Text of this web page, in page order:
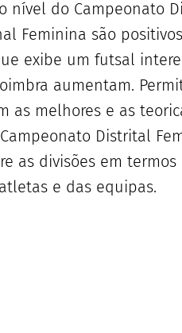
nível do Campeonato
Feminina são
exibe um futsal
aumentam.
as melhores e as
Distrital
as divisões em
e das equipas.